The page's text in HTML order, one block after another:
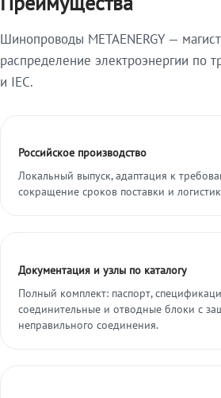
Шинопроводы METAENERGY —
распределение электроэнергии по
и IEC.
Российское производство
Локальный выпуск, адаптация к
сокращение сроков поставки и
Документация и узлы по каталогу
Полный комплект: паспорт,
соединительные и отводные блоки с
неправильного соединения.